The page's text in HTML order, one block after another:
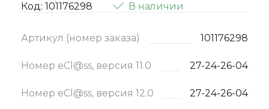
Код: 101176298 В наличии
Артикул (номер заказа) 101176298
Номер eCl@ss, версия 11.0 27-24-26-04
Номер eCl@ss, версия 12.0 27-24-26-04